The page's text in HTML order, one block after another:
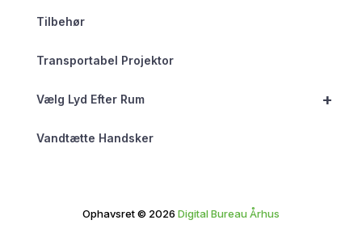
Tilbehør
Transportabel Projektor
+
Vælg Lyd Efter Rum
Vandtætte Handsker
Ophavsret © 2026 Digital Bureau Århus